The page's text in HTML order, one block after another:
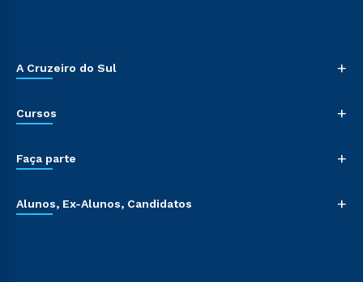
A Cruzeiro do Sul +
Cursos +
Faça parte +
Alunos, Ex-Alunos, Candidatos +